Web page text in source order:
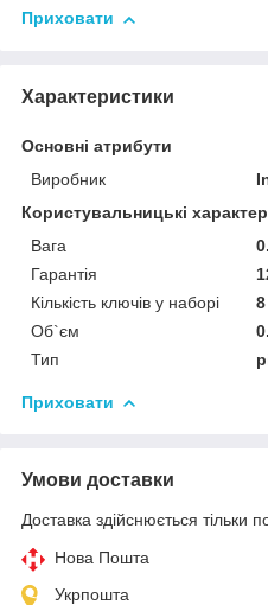
Приховати
Характеристики
Основні атрибути
Виробник
Користувальницькі
Вага
Гарантія
Кількість ключів у наборі
Об`єм
Тип
Приховати
Умови доставки
Доставка здійснюється тільки
Нова Пошта
Укрпошта